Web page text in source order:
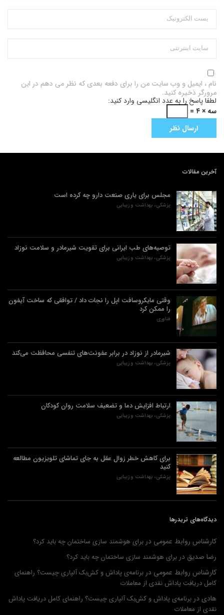
نام ، ایمیل و وب سایت من را برای دفعه بعدی که نظر می دهم در این
مرورگر ذخیره کنید.
لطفا پاسخ را به عدد انگلیسی وارد کنید:
سه × ۴ =
آخرین مقالات
مجلس برای یاری صنعت دارو چه کرده است
پزشکی، بهداشت و زیبایی
توصیه‌های طب ایرانی برای تقویت شیرمادر و سلامت نوزاد
پزشکی، بهداشت و زیبایی
وقتی مایکروسافت اپل را نجات داد / توافقی که ساخت آیفون
را ممکن کرد
فناوری
شیرمادر از نوزاد در برابر عفونت‌های تنفسی محافظت می‌کند
پزشکی، بهداشت و زیبایی
ارتباط افزایش دما و تضعیف سلامت روان کودکان
پزشکی، بهداشت و زیبایی
برای کاهش خطر زوال عقل به جای تماشای تلویزیون مطالعه
کنید
پزشکی، بهداشت و زیبایی
دیدگاه‌های تریدرها
کارشناس روابط عمومی در برای هوشمند سازی ساختمان چه باید کرد؟
رضا صدیق در برای هوشمند سازی ساختمان چه باید کرد؟
کارشناس روابط عمومی در برنامه‌ی پاداش و کش‌بک آلپاری چیست؟ راهنمای
کامل دریافت پاداش نقدی از معاملات
هادی در برنامه‌ی پاداش و کش‌بک آلپاری چیست؟ راهنمای کامل دریافت پاداش
نقدی از معاملات